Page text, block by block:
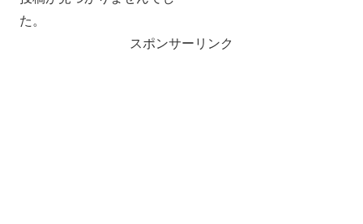
た。
スポンサーリンク